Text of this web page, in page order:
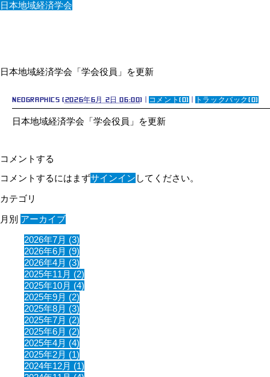
日本地域経済学会
日本地域経済学会「学会役員」を更新
neographics (2026年6月 2日 06:00) コメント(0) トラックバック(0)
日本地域経済学会「学会役員」を更新
コメントする
コメントするにはまずサインイン してください。
カテゴリ
月別 アーカイブ
2026年7月 (3)
2026年6月 (9)
2026年4月 (3)
2025年11月 (2)
2025年10月 (4)
2025年9月 (2)
2025年8月 (3)
2025年7月 (2)
2025年6月 (2)
2025年4月 (4)
2025年2月 (1)
2024年12月 (1)